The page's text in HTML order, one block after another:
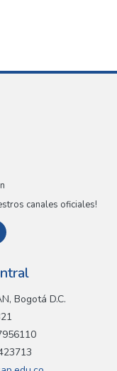
canales oficiales!
Bogotá D.C.